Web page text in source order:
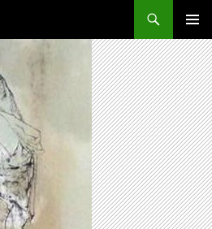
メインメ
ニュー